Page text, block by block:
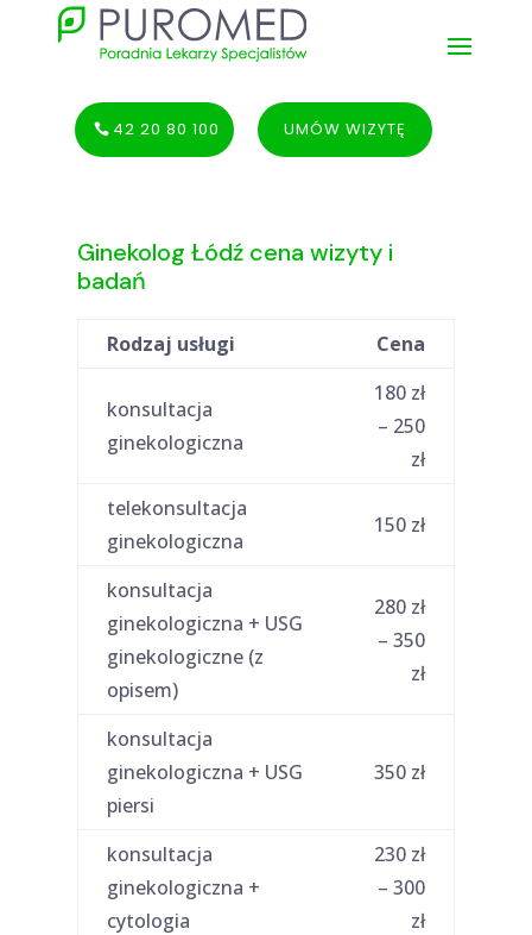
42 20 80 100 UMÓW WIZYTĘ
Ginekolog Łódź cena wizyty i
badań
Rodzaj usługi Cena
konsultacja
ginekologiczna
180 zł
– 250
zł
telekonsultacja
ginekologiczna
150 zł
konsultacja
ginekologiczna + USG
ginekologiczne (z
opisem)
280 zł
– 350
zł
konsultacja
ginekologiczna + USG
piersi
350 zł
konsultacja
ginekologiczna +
cytologia
230 zł
– 300
zł